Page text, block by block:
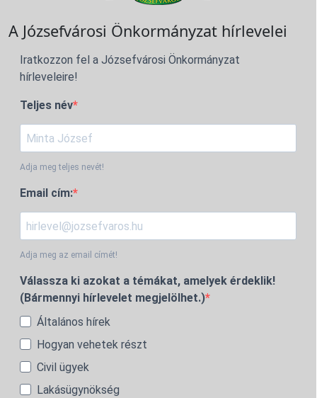
A Józsefvárosi Önkormányzat hírlevelei
Iratkozzon fel a Józsefvárosi Önkormányzat
hírleveleire!
Teljes név
Adja meg teljes nevét!
Email cím:
Adja meg az email címét!
Válassza ki azokat a témákat, amelyek érdeklik!
(Bármennyi hírlevelet megjelölhet.)
Általános hírek
Hogyan vehetek részt
Civil ügyek
Lakásügynökség